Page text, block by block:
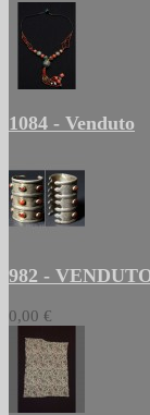
1084 - Venduto
982 -
0,00 €